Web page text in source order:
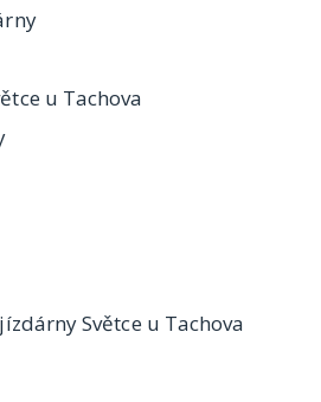
u Tachova
Světce u Tachova